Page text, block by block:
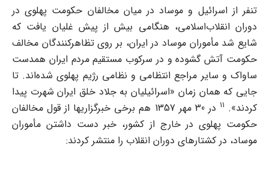
تنفر از اسرائیل و موساد در میان مخالفان حکومت پهلوی در
دوران انقلاب‌اسلامی، هنگامی بیش از پیش غلیان یافت که
شایع شد مأموران موساد در ایران، بر روی تظاهرکنندگان مخالف
حکومت آتش گشوده و در سرکوب مستقیم مردم ایران همدست
ساواک و سایر مراجع انتظامی و نظامی رژیم پهلوی شده‌اند. تا
جایی که همان زمان «اسرائیلیان به جلاد خلق ایران شهرت پیدا
کردند». 11
در 30 مهر 1357 هم برخی خبرگزاریها از قول مخالفان
حکومت پهلوی در خارج از کشور، خبر دست داشتن مأموران
موساد، در کشتارهای دوران انقلاب را منتشر کردند: